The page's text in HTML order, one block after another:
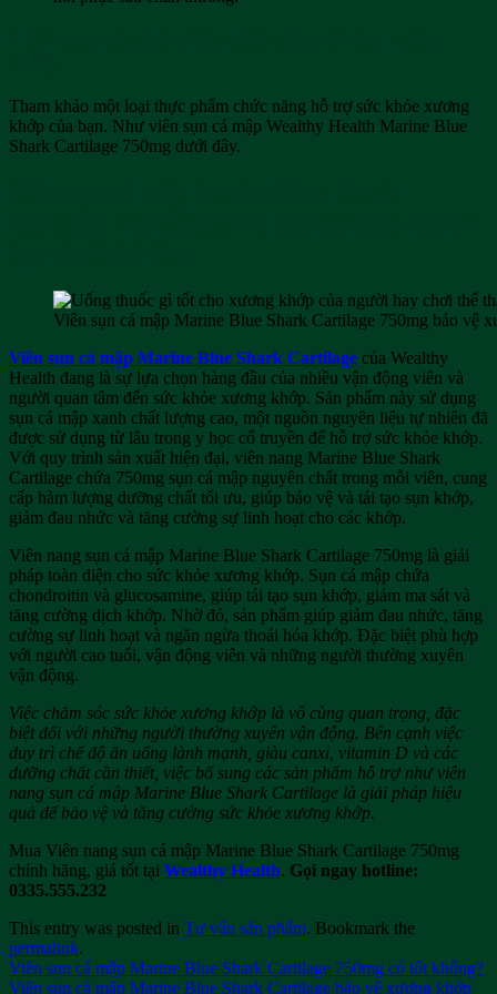
Tham khảo một loại thực phẩm chức năng hỗ trợ sức khỏe xương
khớp của bạn. Như viên sụn cá mập Wealthy Health Marine Blue
Shark Cartilage 750mg dưới đây.
Viên sụn cá mập Marine Blue Shark Cartilage 750mg bảo vệ
Viên sụn cá mập Marine Blue Shark Cartilage của Wealthy
Health đang là sự lựa chọn hàng đầu của nhiều vận động viên và
người quan tâm đến sức khỏe xương khớp. Sản phẩm này sử dụng
sụn cá mập xanh chất lượng cao, một nguồn nguyên liệu tự nhiên đã
được sử dụng từ lâu trong y học cổ truyền để hỗ trợ sức khỏe khớp.
Với quy trình sản xuất hiện đại, viên nang Marine Blue Shark
Cartilage chứa 750mg sụn cá mập nguyên chất trong mỗi viên, cung
cấp hàm lượng dưỡng chất tối ưu, giúp bảo vệ và tái tạo sụn khớp,
giảm đau nhức và tăng cường sự linh hoạt cho các khớp.
Viên nang sụn cá mập Marine Blue Shark Cartilage 750mg là giải
pháp toàn diện cho sức khỏe xương khớp. Sụn cá mập chứa
chondroitin và glucosamine, giúp tái tạo sụn khớp, giảm ma sát và
tăng cường dịch khớp. Nhờ đó, sản phẩm giúp giảm đau nhức, tăng
cường sự linh hoạt và ngăn ngừa thoái hóa khớp. Đặc biệt phù hợp
với người cao tuổi, vận động viên và những người thường xuyên
vận động.
Việc chăm sóc sức khỏe xương khớp là vô cùng quan trọng, đặc
biệt đối với những người thường xuyên vận động. Bên cạnh việc
duy trì chế độ ăn uống lành mạnh, giàu canxi, vitamin D và các
dưỡng chất cần thiết, việc bổ sung các sản phẩm hỗ trợ như viên
nang sụn cá mập Marine Blue Shark Cartilage là giải pháp hiệu
quả để bảo vệ và tăng cường sức khỏe xương khớp.
Mua Viên nang sụn cá mập Marine Blue Shark Cartilage 750mg
chính hãng, giá tốt tại Wealthy Health. Gọi ngay hotline:
0335.555.232
This entry was posted in Tư vấn sản phẩm. Bookmark the
permalink.
Viên sụn cá mập Marine Blue Shark Cartilage 750mg có tốt không?
Viên sụn cá mập Marine Blue Shark Cartilage bảo vệ xương khớp